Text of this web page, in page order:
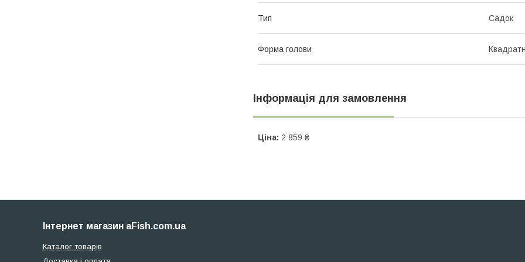
Тип Садок
Форма голови
Інформація для замовлення
Ціна: 2 859 ₴
Інтернет магазин aFish.com.ua
Каталог товарів